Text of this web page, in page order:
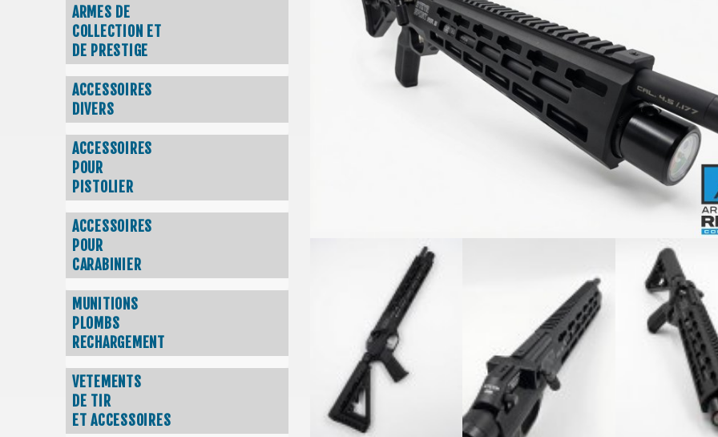
ARMES DE
COLLECTION ET
DE PRESTIGE
ACCESSOIRES
DIVERS
ACCESSOIRES
POUR
PISTOLIER
ACCESSOIRES
POUR
CARABINIER
MUNITIONS
PLOMBS
RECHARGEMENT
VETEMENTS
DE TIR
ET ACCESSOIRES